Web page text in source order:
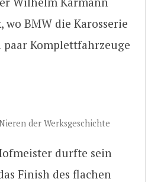
wo BMW die Karosserie
Komplettfahrzeuge
der Werksgeschichte
durfte sein
Finish des flachen